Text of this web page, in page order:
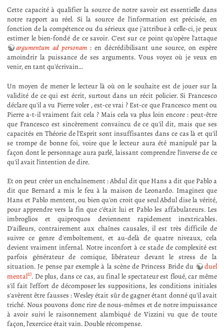
Cette capacité à qualifier la source de notre savoir est essentielle dans
notre rapport au réel. Si la source de l'information est précisée, en
fonction de la compétence ou du sérieux que j'attribue à celle-ci, je peux
estimer le bien-fondé de ce savoir. C'est sur ce point qu'opère l'attaque
argumentum ad personam : en décrédibilisant une source, on espère
amoindrir la puissance de ses arguments. Vous voyez où je veux en
venir, en tant qu'écrivain…
Un moyen de mener le lecteur là où on le souhaite est de jouer sur la
validité de ce qui est écrit, surtout dans un récit policier. Si Francesco
déclare qu'il a vu Pierre voler , est-ce vrai ? Est-ce que Francesco ment ou
Pierre a-t-il vraiment fait cela ? Mais cela va plus loin encore : peut-être
que Francesco est sincèrement convaincu de ce qu'il dit, mais que ses
capacités en Théorie de l'Esprit sont insuffisantes dans ce cas là et qu'il
se trompe de bonne foi, voire que le lecteur aura été manipulé par la
façon dont le personnage aura parlé, laissant comprendre l'inverse de ce
qu'il avait l'intention de dire.
Et on peut créer un enchaînement : Abdul dit que Hans a dit que Pablo a
dit que Bernard a mis le feu à la maison de Leonardo. Imaginez que
Hans et Pablo mentent, ou bien qu'on croit que seul Abdul dise la vérité,
pour apprendre vers la fin que c'était lui et Pablo les affabulateurs. Les
imbroglios et quiproquos deviennent rapidement inextricables.
D'ailleurs, contrairement aux chaînes causales, il est très difficile de
suivre ce genre d'emboîtement, et au-delà de quatre niveaux, cela
devient vraiment infernal. Notre inconfort à ce stade de complexité est
parfois générateur de comique, libérateur devant le stress de la
situation. Je pense par exemple à la scène de Princess Bride du
duel
mental2). De plus, dans ce cas, au final le spectateur est floué, car même
s'il fait l'effort de décomposer les suppositions, les conditions initiales
s'avèrent être fausses : Wesley était sûr de gagner étant donné qu'il avait
triché. Nous pouvons donc rire de nous-mêmes et de notre impuissance
à avoir suivi le raisonnement alambiqué de Vizzini vu que de toute
façon, l'exercice était vain. Double récompense.